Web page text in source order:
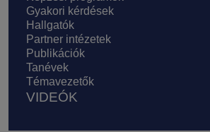
Gyakori kérdések
Hallgatók
Partner intézetek
Publikációk
Tanévek
Témavezetők
VIDEÓK